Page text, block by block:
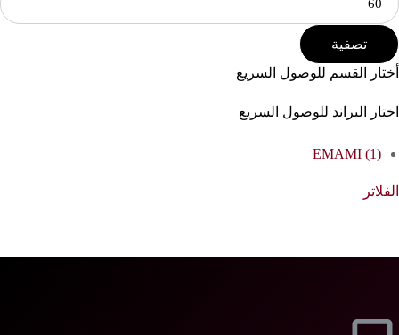
تصفية
أختار القسم للوصول السريع
اختار البراند للوصول السريع
EMAMI (1)
الفلاتر